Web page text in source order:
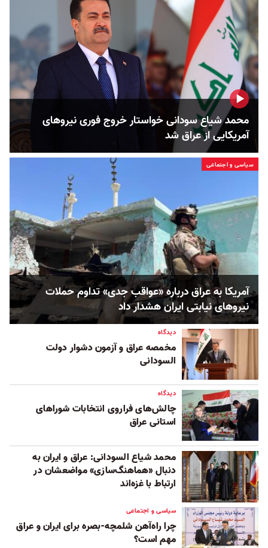
محمد شیاع سودانی خواستار خروج فوری نیروهای
آمریکایی از عراق شد
سیاسی و اجتماعی
آمریکا به عراق درباره «عواقب جدی» تداوم حملات
نیروهای نیابتی ایران هشدار داد
دیدگاه
مخمصه عراق و آزمون دشوار دولت
السودانی
دیدگاه
چالش‌های فراروی انتخابات شوراهای
استانی عراق
محمد شیاع السودانی: عراق و ایران به
دنبال «هماهنگ‌سازی» مواضعشان در
ارتباط با غزه‌‌اند
سیاسی و اجتماعی
چرا راه‌آهن شلمچه-بصره برای ایران و عراق
مهم است؟